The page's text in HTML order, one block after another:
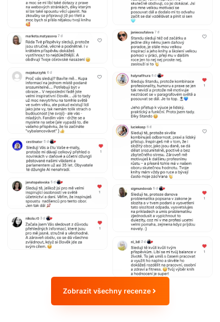
Zobrazit všechny recenze